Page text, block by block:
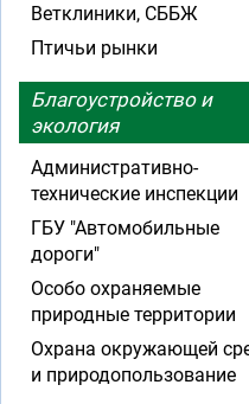
Ветклиники, СББЖ
Птичьи рынки
Благоустройство и
экология
Административно-
технические инспекции
ГБУ "Автомобильные
дороги"
Особо охраняемые
природные территории
Охрана окружающей
и природопользование